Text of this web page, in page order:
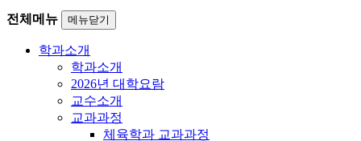
전체메뉴 메뉴닫기
학과소개
학과소개
2026년 대학요람
교수소개
교과과정
체육학과 교과과정